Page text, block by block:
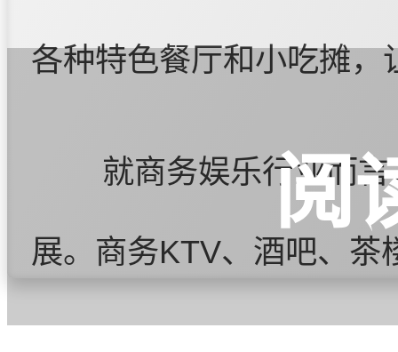
各种特色餐厅和小吃摊，
就商务娱乐行业而
展。商务KTV、酒吧、茶
大量商务人士和游客。
阅